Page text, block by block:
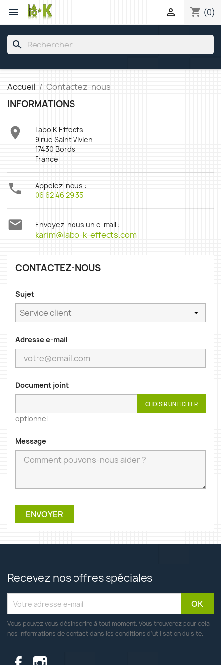
 shopping_cart (0)

search
Accueil Contactez-nous
INFORMATIONS

Labo K Effects
9 rue Saint Vivien
17430 Bords
France

Appelez-nous :
06 62 46 29 35
 Envoyez-nous un e-mail :
karim@labo-k-effects.com
CONTACTEZ-NOUS
Sujet
Adresse e-mail
Document joint
CHOISIR UN FICHIER
optionnel
Message
Recevez nos offres spéciales
Vous pouvez vous désinscrire à tout moment. Vous trouverez pour cela
nos informations de contact dans les conditions d'utilisation du site.
Facebook